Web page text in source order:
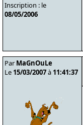
Inscription : le
08/05/2006
Par MaGnOuLe
Le 15/03/2007à 11:41:37